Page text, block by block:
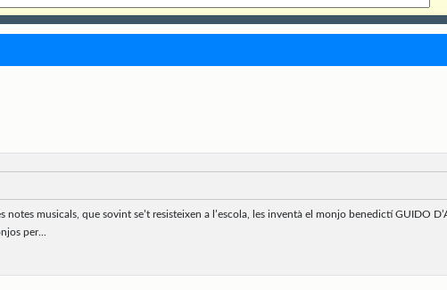
notes musicals, que sovint se’t resisteixen a l’escola, les inventà el monjo benedictí GUIDO
per...